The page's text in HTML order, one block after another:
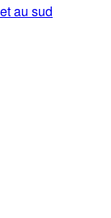
au sud